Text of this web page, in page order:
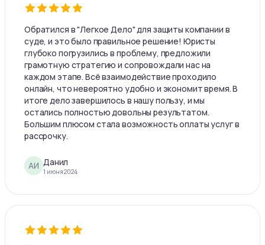
Обратился в "Легкое Дело" для защиты компании в
суде, и это было правильное решение! Юристы
глубоко погрузились в проблему, предложили
грамотную стратегию и сопровождали нас на
каждом этапе. Всё взаимодействие проходило
онлайн, что невероятно удобно и экономит время. В
итоге дело завершилось в нашу пользу, и мы
остались полностью довольны результатом.
Большим плюсом стала возможность оплаты услуг в
рассрочку.
АИ Данил
1 июня 2024